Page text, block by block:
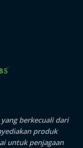
berkecuali dari
produk
untuk penjagaan